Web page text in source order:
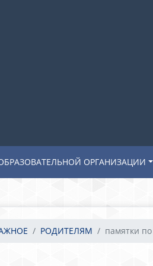
ОРГАНИЗАЦИИ
РОДИТЕЛЯМ памятки